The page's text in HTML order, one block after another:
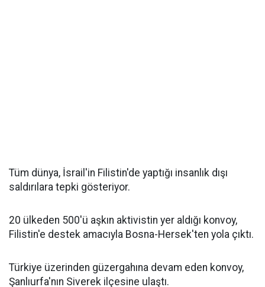
Tüm dünya, İsrail'in Filistin'de yaptığı insanlık dışı
saldırılara tepki gösteriyor.
20 ülkeden 500'ü aşkın aktivistin yer aldığı konvoy,
Filistin'e destek amacıyla Bosna-Hersek'ten yola çıktı.
Türkiye üzerinden güzergahına devam eden konvoy,
Şanlıurfa'nın Siverek ilçesine ulaştı.